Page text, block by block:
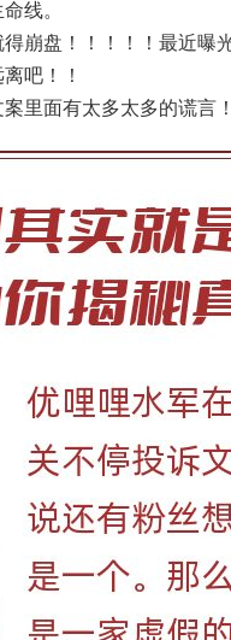
线。
崩盘！！！！！最近曝
吧！！
里面有太多太多的谎言